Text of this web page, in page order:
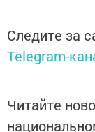
Следите за
Telegram-
Читайте